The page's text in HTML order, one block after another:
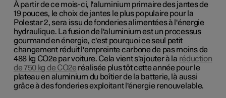
À partir de ce mois-ci, l'aluminium primaire des jantes de
19 pouces, le choix de jantes le plus populaire pour la
Polestar 2, sera issu de fonderies alimentées à l'énergie
hydraulique. La fusion de l'aluminium est un processus
gourmand en énergie, c'est pourquoi ce seul petit
changement réduit l'empreinte carbone de pas moins de
488 kg CO2e par voiture. Cela vient s'ajouter à la réduction
de 750 kg de CO2e réalisée plus tôt cette année pour le
plateau en aluminium du boîtier de la batterie, là aussi
grâce à des fonderies exploitant l'énergie renouvelable.